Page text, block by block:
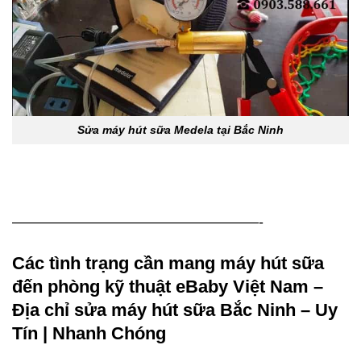
Sửa máy hút sữa Medela tại Bắc Ninh
—————————————————-
Các tình trạng cần mang máy hút sữa
đến phòng kỹ thuật eBaby Việt Nam –
Địa chỉ sửa máy hút sữa Bắc Ninh – Uy
Tín | Nhanh Chóng